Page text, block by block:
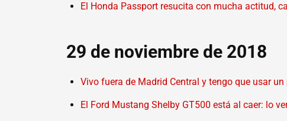
El Honda Passport resucita con mucha actitud,
29 de noviembre de 2018
Vivo fuera de Madrid Central y tengo que usar
El Ford Mustang Shelby GT500 está al caer: lo